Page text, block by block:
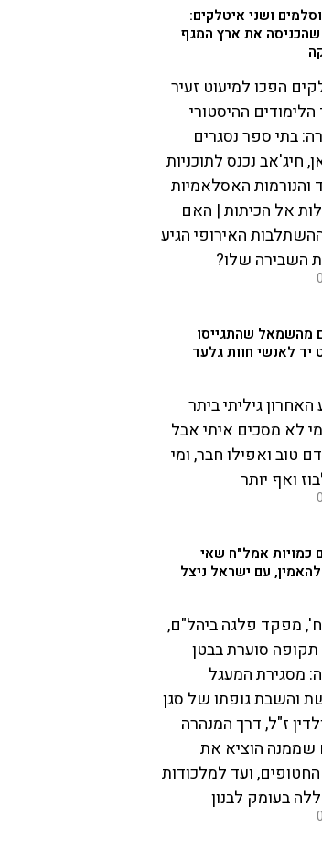
ושני איטלקים:
שהכניסה את ארץ המגף
הפכו למיעוט זעיר
ההיסטורי
בתי ספר נסגרים
חיג'אב נכנס לתוכניות
והנורמות האסלאמיות
אל הכיתות | האם
האירופי הגיע
השבירה שלו?
מהשמאל שהתגייסו
יד לאנשי חוות גלעד
גיליתי ביתר
לא מסכים איתי אבל
טוב ואפילו חבר, ומי
ואף יותר
כמויות אמל"ח שאי
עם ישראל ניצל
מפקד פלגה ביהל"ם,
סוערת בבטן
מסגירת המעגל
והשבת גופתו של סגן
ז"ל, דרך המנהרה
שממנה הוציא את
ועד למלכודות
בעומק לבנון